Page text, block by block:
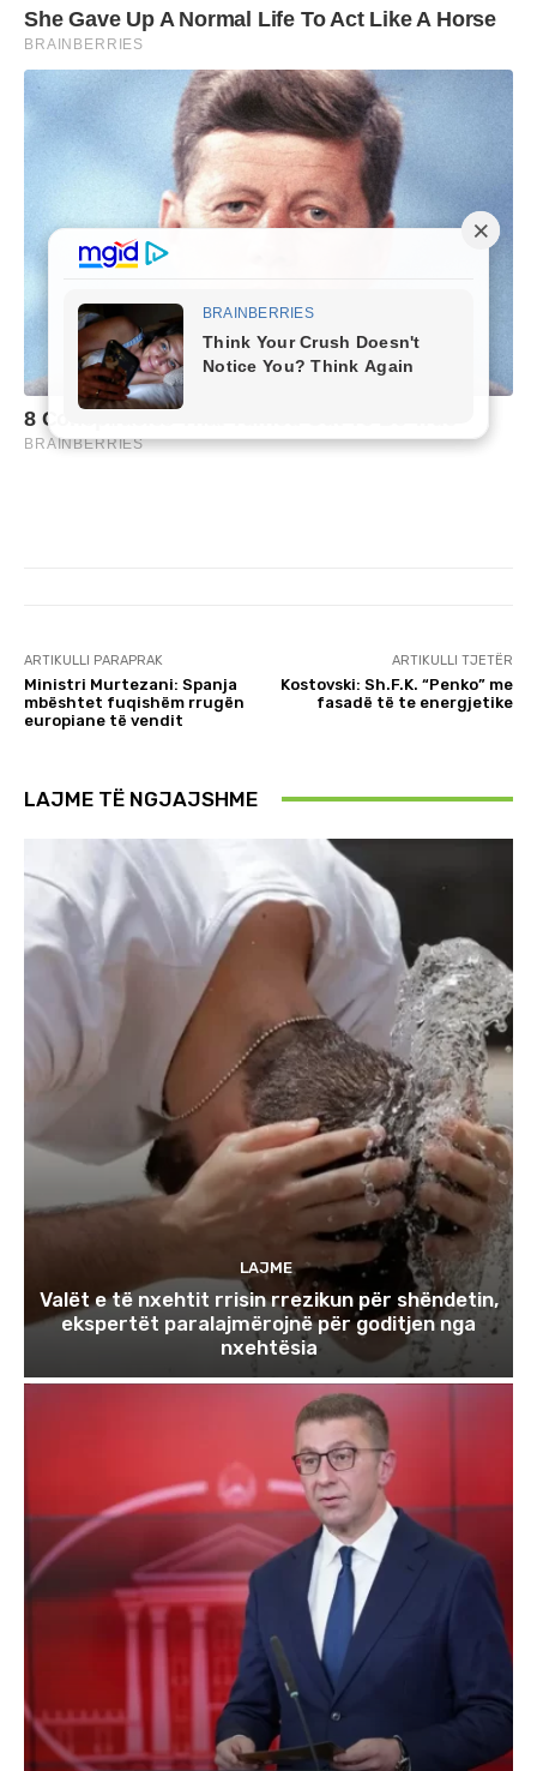
ARTIKULLI PARAPRAK
Ministri Murtezani: Spanja
mbështet fuqishëm rrugën
europiane të vendit
ARTIKULLI TJETËR
Kostovski: Sh.F.K. “Penko” me
fasadë të te energjetike
LAJME TË NGJAJSHME
LAJME
Valët e të nxehtit rrisin rrezikun për shëndetin,
ekspertët paralajmërojnë për goditjen nga
nxehtësia